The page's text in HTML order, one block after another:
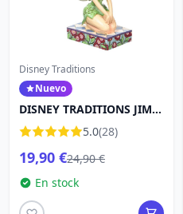
Disney Traditions
Nuevo
DISNEY TRADITIONS JIM
SHORE CAMPANILLA
(11,5cm)
5.0(28)
19,90 €24,90 €
En stock